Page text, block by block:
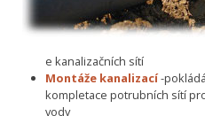
e kanalizačních sítí
Montáže kanalizací-
kompletace potrubních sítí
vody